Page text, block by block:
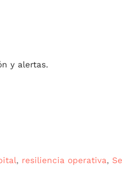
y alertas.
, resiliencia operativa,